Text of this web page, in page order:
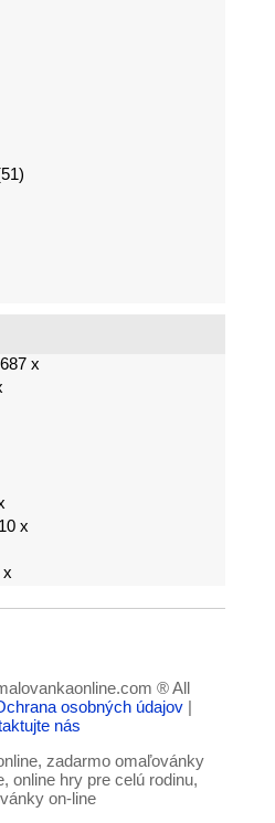
x
x
x
® All
osobných údajov |
nás
zadarmo omaľovánky
online hry pre celú rodinu,
on-line